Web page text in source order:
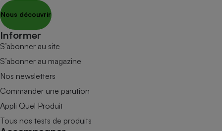
Nous découvrir
Informer
S’abonner au site
S’abonner au magazine
Nos newsletters
Commander une parution
Appli Quel Produit
Tous nos tests de produits